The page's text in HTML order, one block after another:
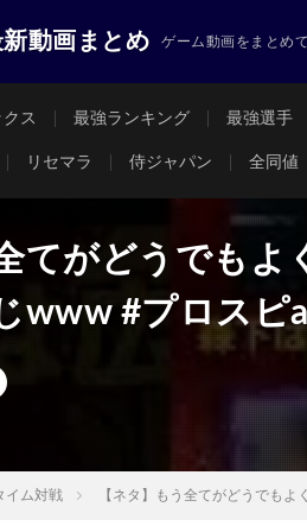
動画まとめ ゲーム動画をまとめ
ス 最強ランキング 最強選手
リセマラ 侍ジャパン 全同値
てがどうでも
www #プロスピ
イム対戦 【ネタ】もう全てがどうでも